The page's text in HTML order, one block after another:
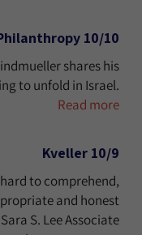
10/10
shares his
to unfold in Israel.
Read more
10/9 Kveller
to comprehend,
and honest
S. Lee Associate